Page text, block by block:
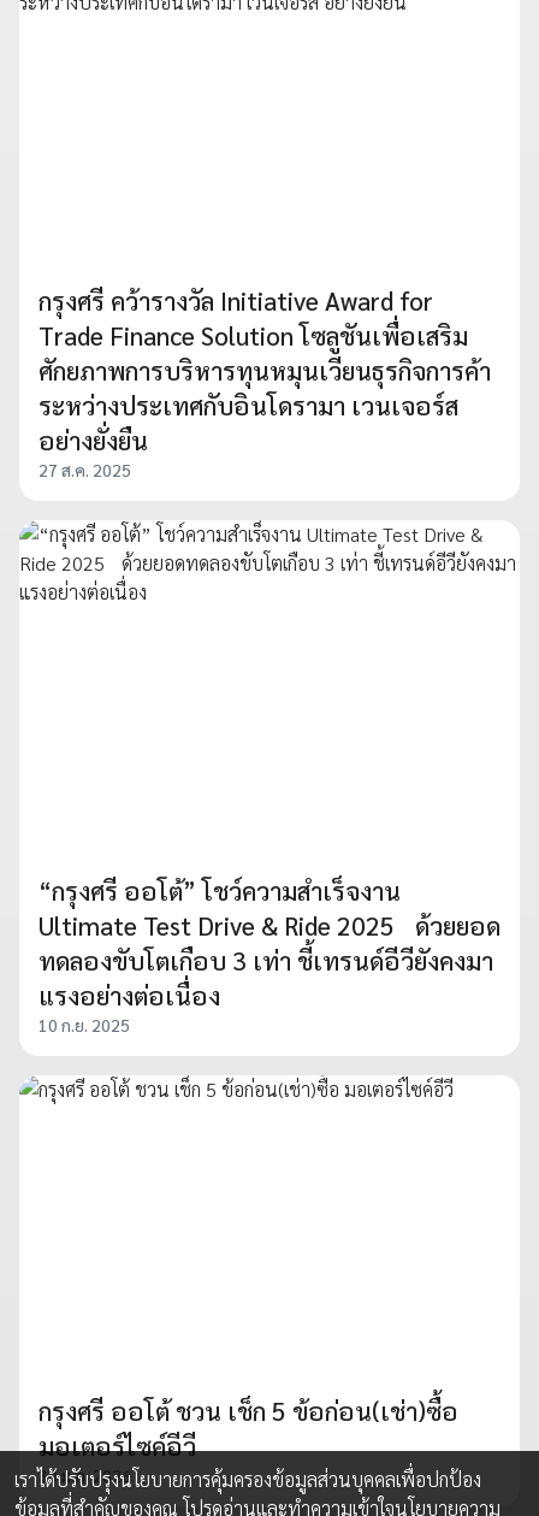
กรุงศรี คว้ารางวัล Initiative Award for
Trade Finance Solution โซลูชันเพื่อเสริม
ศักยภาพการบริหารทุนหมุนเวียนธุรกิจการค้า
ระหว่างประเทศกับอินโดรามา เวนเจอร์ส
อย่างยั่งยืน
27 ส.ค. 2025
“กรุงศรี ออโต้” โชว์ความสำเร็จงาน
Ultimate Test Drive & Ride 2025 ด้วยยอด
ทดลองขับโตเกือบ 3 เท่า ชี้เทรนด์อีวียังคงมา
แรงอย่างต่อเนื่อง
10 ก.ย. 2025
กรุงศรี ออโต้ ชวน เช็ก 5 ข้อก่อน(เช่า)ซื้อ
มอเตอร์ไซค์อีวี
30 ม.ค. 2026
เราได้ปรับปรุงนโยบายการคุ้มครองข้อมูลส่วนบุคคลเพื่อปกป้อง
ข้อมูลที่สำคัญของคุณ โปรดอ่านและทำความเข้าใจนโยบายความ